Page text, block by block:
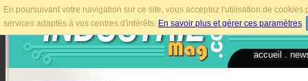
En poursuivant votre navigation sur ce site, vous acceptez l'utilisation de
services adaptés à vos centres d'intérêts. En savoir plus et gérer ces paramètres.
accueil